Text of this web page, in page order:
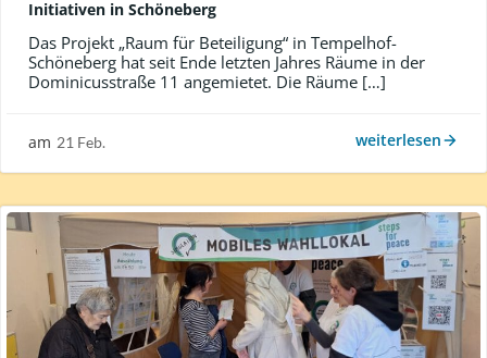
Initiativen in Schöneberg
Das Projekt „Raum für Beteiligung“ in Tempelhof-
Schöneberg hat seit Ende letzten Jahres Räume in der
Dominicusstraße 11 angemietet. Die Räume […]
am 21 Feb. weiterlesen